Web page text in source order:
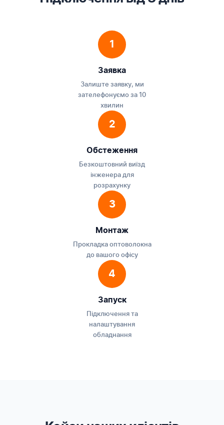
1
Заявка
Залиште заявку, ми
зателефонуємо за 10
хвилин
2
Обстеження
Безкоштовний виїзд
інженера для
розрахунку
3
Монтаж
Прокладка оптоволокна
до вашого офісу
4
Запуск
Підключення та
налаштування
обладнання